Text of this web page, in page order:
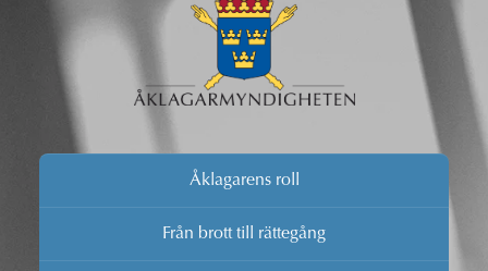
Åklagarens roll
Från brott till rättegång